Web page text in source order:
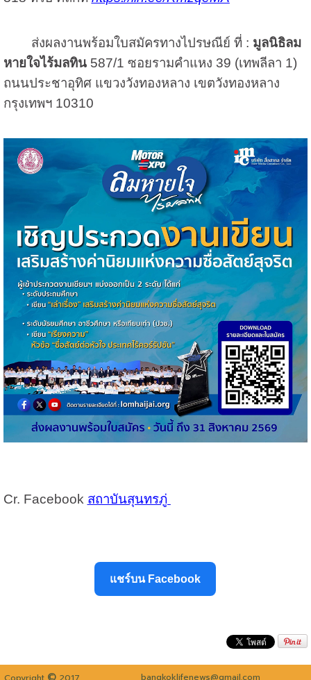
ส่งผลงานพร้อมใบสมัครทางไปรษณีย์ ที่ : มูลนิธิลม
หายใจไร้มลทิน 587/1 ซอยรามคำแหง 39 (เทพลีลา 1)
ถนนประชาอุทิศ แขวงวังทองหลาง เขตวังทองหลาง
กรุงเทพฯ 10310
Cr. Facebook สถาบันสุนทรภู่
แชร์บน Facebook
bangkoklifenews@gmail.com